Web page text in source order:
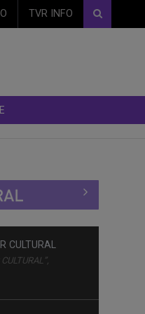
TVR INFO
le prezintă ...